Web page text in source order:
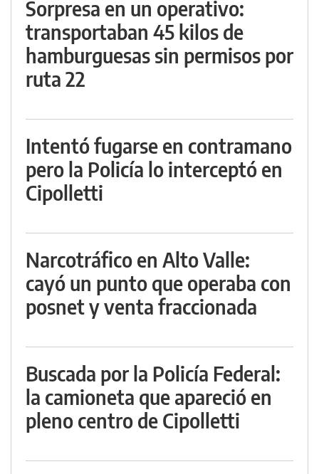
Sorpresa en un operativo:
transportaban 45 kilos de
hamburguesas sin permisos por
ruta 22
Intentó fugarse en contramano
pero la Policía lo interceptó en
Cipolletti
Narcotráfico en Alto Valle:
cayó un punto que operaba con
posnet y venta fraccionada
Buscada por la Policía Federal:
la camioneta que apareció en
pleno centro de Cipolletti